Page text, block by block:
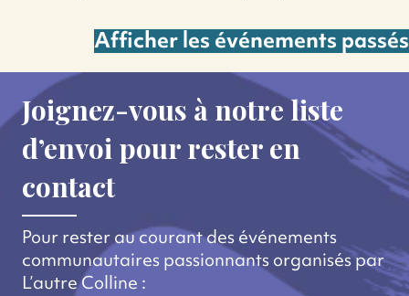
Afficher les événements passés
Joignez-vous à notre liste
d’envoi pour rester en
contact
Pour rester au courant des événements
communautaires passionnants organisés par
L’autre Colline :